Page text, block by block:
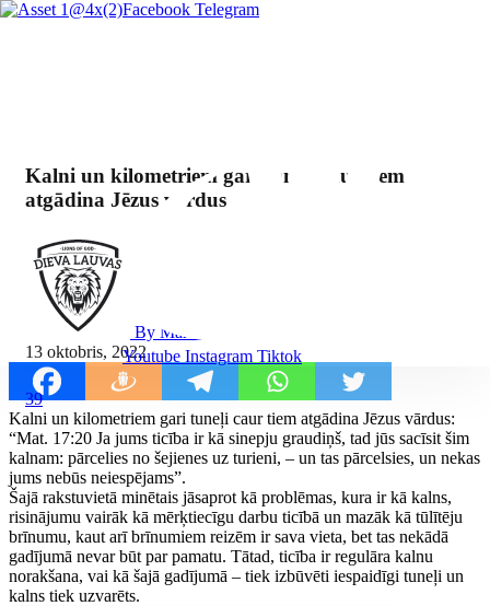
Facebook Telegram
Youtube Instagram Tiktok
Kalni un kilometriem gari tuneļi caur tiem
atgādina Jēzus vārdus
By Mārcis Jencītis
13 oktobris, 2022
39
Kalni un kilometriem gari tuneļi caur tiem atgādina Jēzus vārdus:
“Mat. 17:20 Ja jums ticība ir kā sinepju graudiņš, tad jūs sacīsit šim
kalnam: pārcelies no šejienes uz turieni, – un tas pārcelsies, un nekas
jums nebūs neiespējams”.
Šajā rakstuvietā minētais jāsaprot kā problēmas, kura ir kā kalns,
risinājumu vairāk kā mērķtiecīgu darbu ticībā un mazāk kā tūlītēju
brīnumu, kaut arī brīnumiem reizēm ir sava vieta, bet tas nekādā
gadījumā nevar būt par pamatu. Tātad, ticība ir regulāra kalnu
norakšana, vai kā šajā gadījumā – tiek izbūvēti iespaidīgi tuneļi un
kalns tiek uzvarēts.